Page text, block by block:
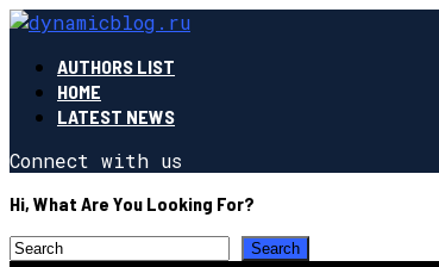
AUTHORS LIST
HOME
LATEST NEWS
Connect with us
Hi, What Are You Looking For?